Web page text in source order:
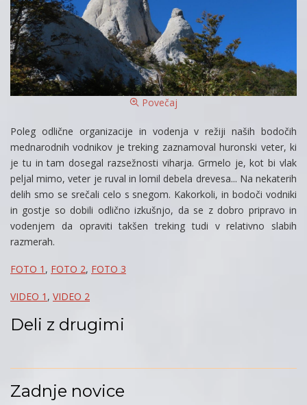
Povečaj
Poleg odlične organizacije in vodenja v režiji naših bodočih
mednarodnih vodnikov je treking zaznamoval huronski veter, ki
je tu in tam dosegal razsežnosti viharja. Grmelo je, kot bi vlak
peljal mimo, veter je ruval in lomil debela drevesa... Na nekaterih
delih smo se srečali celo s snegom. Kakorkoli, in bodoči vodniki
in gostje so dobili odlično izkušnjo, da se z dobro pripravo in
vodenjem da opraviti takšen treking tudi v relativno slabih
razmerah.
FOTO 1 , FOTO 2, FOTO 3
VIDEO 1 , VIDEO 2
Deli z drugimi
Zadnje novice